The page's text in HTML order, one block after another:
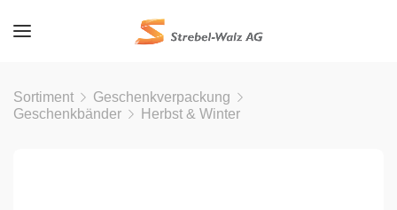
Sortiment
Geschenkverpackung
Geschenkbänder
Herbst & Winter